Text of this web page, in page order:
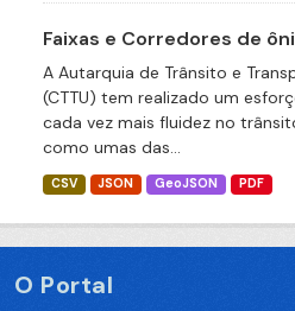
Faixas e Corredores de
A Autarquia de Trânsito e
(CTTU) tem realizado um
cada vez mais fluidez no
como umas das...
CSV JSON GeoJSON PDF
O Portal